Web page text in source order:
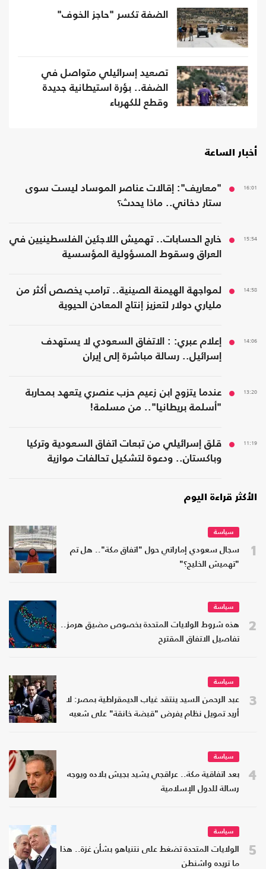
الضفة تكسر "حاجز الخوف"
تصعيد إسرائيلي متواصل في
الضفة.. بؤرة استيطانية جديدة
وقطع للكهرباء
أخبار الساعة
16:01
"معاريف": إقالات عناصر الموساد ليست سوى
ستار دخاني.. ماذا يحدث؟
15:54
خارج الحسابات.. تهميش اللاجئين الفلسطينيين في
العراق وسقوط المسؤولية المؤسسية
14:58
لمواجهة الهيمنة الصينية.. ترامب يخصص أكثر من
ملياري دولار لتعزيز إنتاج المعادن الحيوية
14:06
إعلام عبري: : الاتفاق السعودي لا يستهدف
إسرائيل.. رسالة مباشرة إلى إيران
13:20
عندما يتزوج ابن زعيم حزب عنصري يتعهد بمحاربة
"أسلمة بريطانيا".. من مسلمة!
11:19
قلق إسرائيلي من تبعات اتفاق السعودية وتركيا
وباكستان.. ودعوة لتشكيل تحالفات موازية
الأكثر قراءة اليوم
1
سياسة
سجال سعودي إماراتي حول "اتفاق مكة".. هل تم
"تهميش الخليج؟"
2
سياسة
هذه شروط الولايات المتحدة بخصوص مضيق هرمز..
تفاصيل الاتفاق المقترح
3
سياسة
عبد الرحمن السيد ينتقد غياب الديمقراطية بمصر: لا
أريد تمويل نظام يفرض "قبضة خانقة" على شعبه
4
سياسة
بعد اتفاقية مكة.. عراقجي يشيد بجيش بلاده ويوجه
رسالة للدول الإسلامية
5
سياسة
الولايات المتحدة تضغط على نتنياهو بشأن غزة.. هذا
ما تريده واشنطن